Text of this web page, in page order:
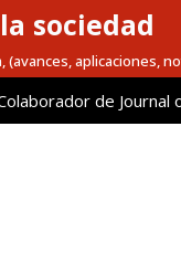
sociedad
de Journal